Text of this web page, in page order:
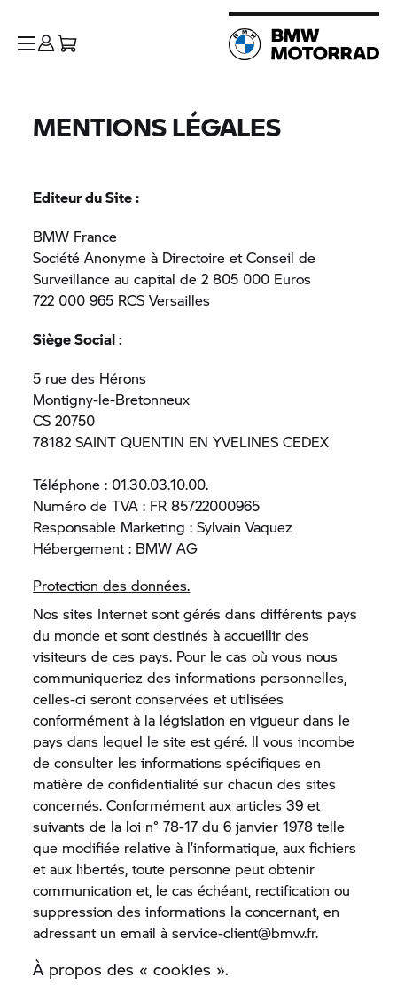
MENTIONS LÉGALES
Editeur du Site :
BMW France
Société Anonyme à Directoire et Conseil de
Surveillance au capital de 2 805 000 Euros
722 000 965 RCS Versailles
Siège Social:
5 rue des Hérons
Montigny-le-Bretonneux
CS 20750
78182 SAINT QUENTIN EN YVELINES CEDEX
Téléphone : 01.30.03.10.00.
Numéro de TVA : FR 85722000965
Responsable Marketing : Sylvain Vaquez
Hébergement : BMW AG
Protection des données.
Nos sites Internet sont gérés dans différents pays
du monde et sont destinés à accueillir des
visiteurs de ces pays. Pour le cas où vous nous
communiqueriez des informations personnelles,
celles-ci seront conservées et utilisées
conformément à la législation en vigueur dans le
pays dans lequel le site est géré. Il vous incombe
de consulter les informations spécifiques en
matière de confidentialité sur chacun des sites
concernés. Conformément aux articles 39 et
suivants de la loi n° 78-17 du 6 janvier 1978 telle
que modifiée relative à l’informatique, aux fichiers
et aux libertés, toute personne peut obtenir
communication et, le cas échéant, rectification ou
suppression des informations la concernant, en
adressant un email à service-client@bmw.fr.
À propos des « cookies ».